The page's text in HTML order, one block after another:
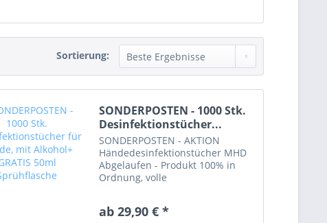
Sortierung:
SONDERPOSTEN - 1000 Stk.
Desinfektionstücher...
SONDERPOSTEN - AKTION
Händedesinfektionstücher MHD
Abgelaufen - Produkt 100% in
Ordnung, volle
funguzid, begrenzt viruzid (inkl.
ab 29,90 € *